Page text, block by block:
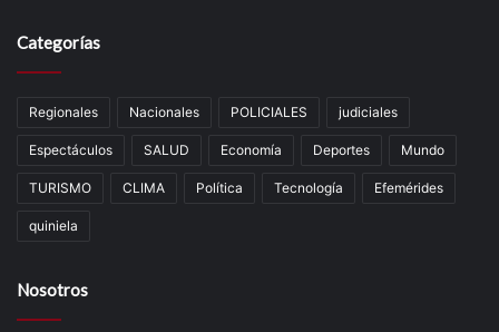
Categorías
Regionales Nacionales POLICIALES judiciales
Espectáculos SALUD Economía Deportes Mundo
TURISMO CLIMA Política Tecnología Efemérides
quiniela
Nosotros